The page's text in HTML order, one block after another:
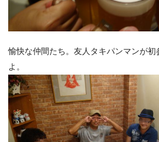
愉快な仲間たち。友人タキパンマンが初
よ。